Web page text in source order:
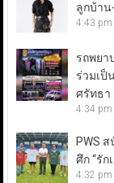
ลูกบ้าน
4:43 pm
รถพย
ร่วมเป็
ศรัทธา
4:34 pm
PWS
ศึก “รัก
4:32 pm